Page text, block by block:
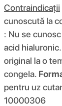
Contraindicații
cunoscută la
: Nu se
acid hialuronic.
original la o
congela.
pentru uz
10000306